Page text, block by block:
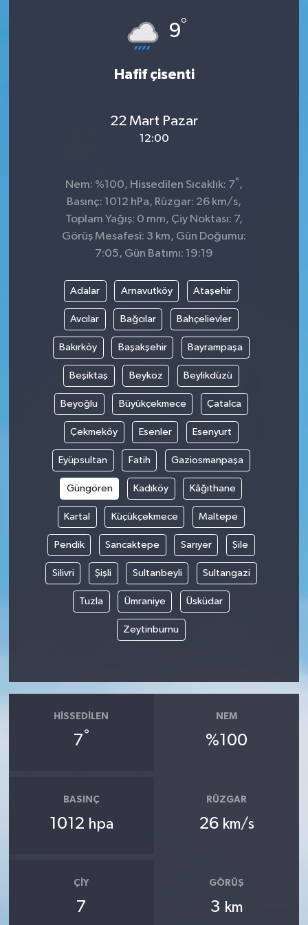
9°
Hafif çisenti
22 Mart Pazar
12:00
Nem: %100, Hissedilen Sıcaklık: 7° ,
Basınç: 1012 hPa, Rüzgar: 26 km/s,
Toplam Yağış: 0 mm, Çiy Noktası: 7,
Görüş Mesafesi: 3 km, Gün Doğumu:
7:05, Gün Batımı: 19:19
Adalar Arnavutköy Ataşehir
Avcılar Bağcılar Bahçelievler
Bakırköy Başakşehir Bayrampaşa
Beşiktaş Beykoz Beylikdüzü
Beyoğlu Büyükçekmece Çatalca
Çekmeköy Esenler Esenyurt
Eyüpsultan Fatih Gaziosmanpaşa
Güngören Kadıköy Kâğıthane
Kartal Küçükçekmece Maltepe
Pendik Sancaktepe Sarıyer Şile
Silivri Şişli Sultanbeyli Sultangazi
Tuzla Ümraniye Üsküdar
Zeytinburnu
HISSEDILEN
7°
NEM
%100
BASINÇ
1012 hpa
RÜZGAR
26 km/s
ÇIY
7
GÖRÜŞ
3 km
Magazin
haber ara
Yazarlarımız
Tüm Makaleler
Tüm Haberler
Videolu Haberler
Son Dakika
Tüm Haberler